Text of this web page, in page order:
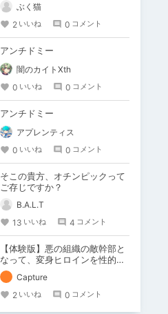
ぶく猫
2 いいね 0 コメント
アンチドミー
闇のカイトXth
0 いいね 0 コメント
アンチドミー
アプレンティス
0 いいね 0 コメント
そこの貴方、オチンピックって
ご存じですか？
B.A.L.T
13 いいね 4 コメント
【体験版】悪の組織の敵幹部と
なって、変身ヒロインを性的に
痛めつける！【行動記録】
Capture
2 いいね 0 コメント